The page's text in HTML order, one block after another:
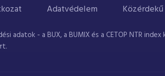
Adatvédelem
adatok - a BUX, a BUMIX és a CETOP NTR